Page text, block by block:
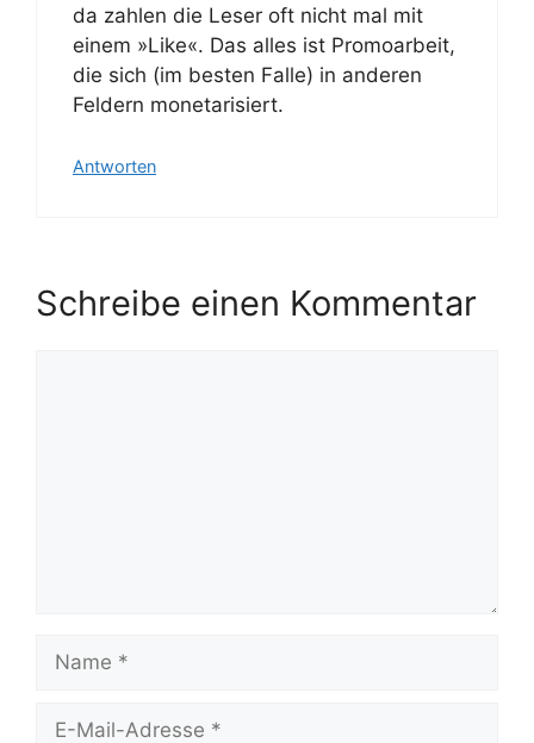
da zahlen die Leser oft nicht mal mit
einem »Like«. Das alles ist Promoarbeit,
die sich (im besten Falle) in anderen
Feldern monetarisiert.
Antworten
Schreibe einen Kommentar
Name